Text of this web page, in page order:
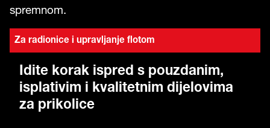
spremnom.
Za radionice i upravljanje flotom
Idite korak ispred s pouzdanim,
isplativim i kvalitetnim dijelovima
za prikolice